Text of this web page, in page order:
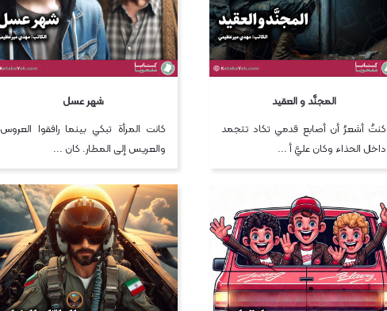
شهر عسل
کانت المرأة تبكي بینما رافقوا العروس
والعريس إلى المطار. كان ...
المجنَّد و العقيد
كنتُ أشعرُ أن أصابع قدمي تكاد تتجمد
داخل الحذاء وكان عليَّ أ ...